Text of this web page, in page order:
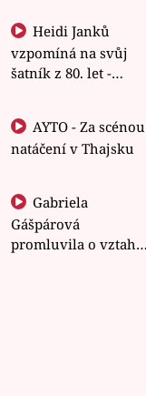
Heidi Janků
vzpomíná na svůj
šatník z 80. let -
natáčení v Thajsku
Gabriela
Gášpárová
promluvila o vztahu